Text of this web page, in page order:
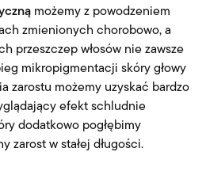
możemy z powodzeniem
zmienionych chorobowo, a
przeszczep włosów nie zawsze
mikropigmentacji skóry głowy
zarostu możemy uzyskać bardzo
efekt schludnie
dodatkowo pogłębimy
zarost w stałej długości.